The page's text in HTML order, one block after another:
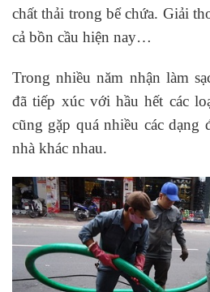
chất thải trong bể chứa. Giải
cả bồn cầu hiện nay…
Trong nhiều năm nhận làm
đã tiếp xúc với hầu hết các
cũng gặp quá nhiều các
nhà khác nhau.